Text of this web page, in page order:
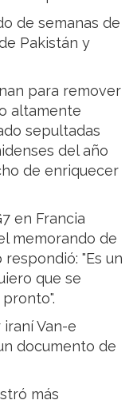
de semanas de
Pakistán y
para remover
altamente
sepultadas
del año
de enriquecer
en Francia
memorando de
"Es un
que se
Van-e
documento de
más